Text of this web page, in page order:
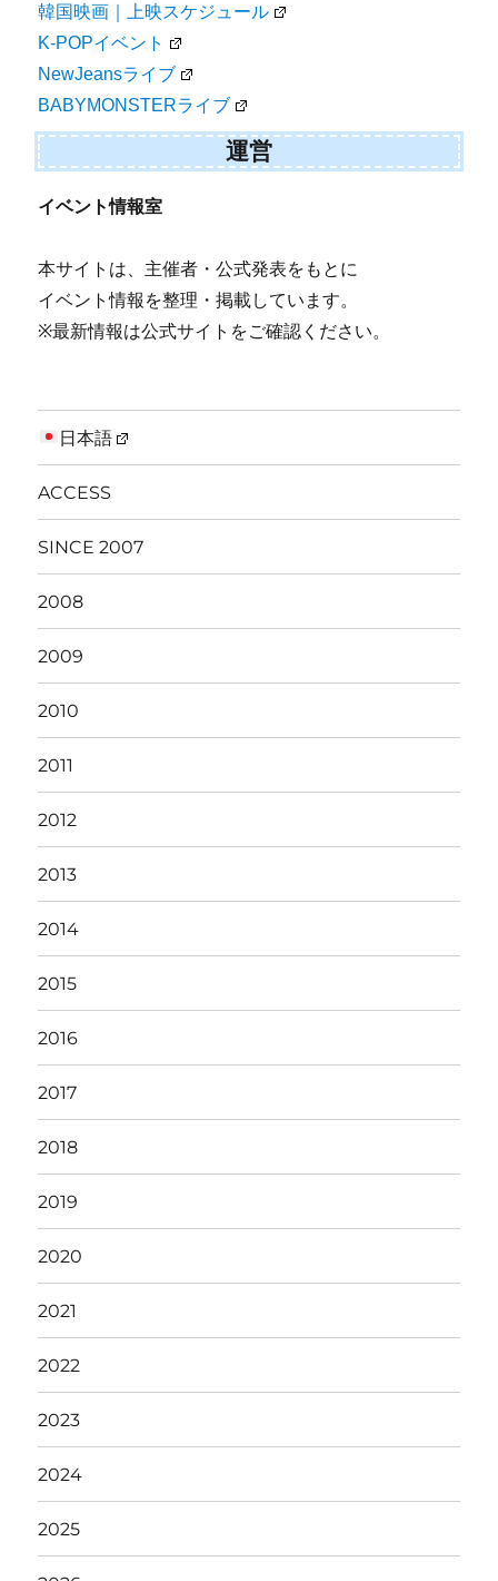
韓国映画｜上映スケジュール
K-POPイベント
NewJeansライブ
BABYMONSTERライブ
運営
イベント情報室
本サイトは、主催者・公式発表をもとに
イベント情報を整理・掲載しています。
※最新情報は公式サイトをご確認ください。
日本語
ACCESS
SINCE 2007
2008
2009
2010
2011
2012
2013
2014
2015
2016
2017
2018
2019
2020
2021
2022
2023
2024
2025